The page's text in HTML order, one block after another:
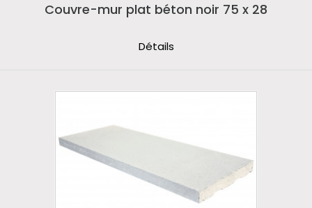
Couvre-mur plat béton noir 75 x 28
Détails